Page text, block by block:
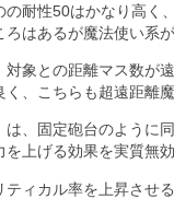
の耐性50はかなり高く
はあるが魔法使い系
対象との距離マス数が
く、こちらも超遠距離
は、固定砲台のように
上げる効果を実質無
ティカル率を上昇させ